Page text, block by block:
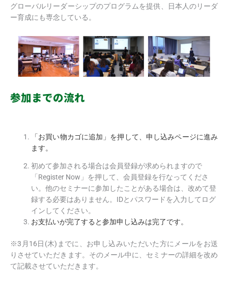
グローバルリーダーシップのプログラムを提供、日本人のリーダ
ー育成にも専念している。
参加までの流れ
「お買い物カゴに追加」を押して、申し込みページに進み
ます。
初めて参加される場合は会員登録が求められますので
「Register Now」を押して、会員登録を行なってくださ
い。他のセミナーに参加したことがある場合は、改めて登
録する必要はありません。IDとパスワードを入力してログ
インしてください。
お支払いが完了すると参加申し込みは完了です。
※3月16日(木)までに、お申し込みいただいた方にメールをお送
りさせていただきます。そのメール中に、セミナーの詳細を改め
て記載させていただきます。